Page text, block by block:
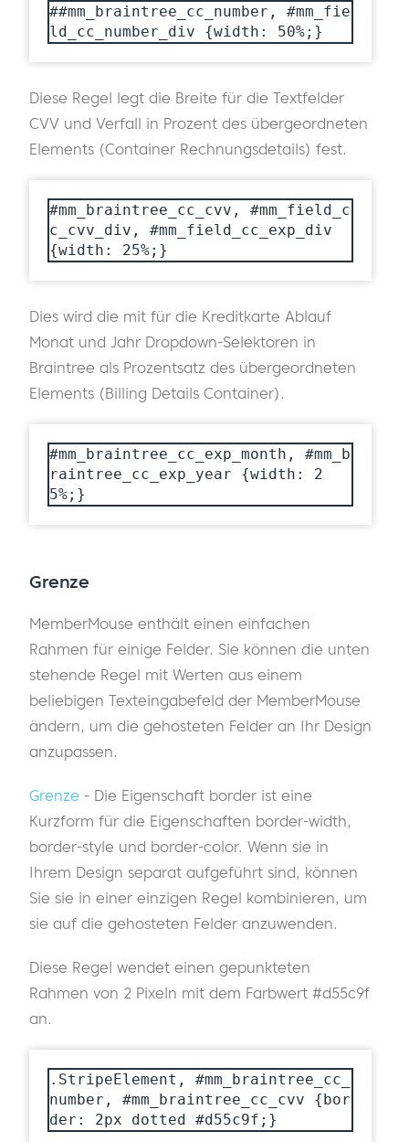
##mm_braintree_cc_number, #mm_fie
ld_cc_number_div {width: 50%;}
Diese Regel legt die Breite für die Textfelder
CVV und Verfall in Prozent des übergeordneten
Elements (Container Rechnungsdetails) fest.
#mm_braintree_cc_cvv, #mm_field_c
c_cvv_div, #mm_field_cc_exp_div
{width: 25%;}
Dies wird die mit für die Kreditkarte Ablauf
Monat und Jahr Dropdown-Selektoren in
Braintree als Prozentsatz des übergeordneten
Elements (Billing Details Container).
#mm_braintree_cc_exp_month, #mm_b
raintree_cc_exp_year {width: 2
5%;}
Grenze
MemberMouse enthält einen einfachen
Rahmen für einige Felder. Sie können die unten
stehende Regel mit Werten aus einem
beliebigen Texteingabefeld der MemberMouse
ändern, um die gehosteten Felder an Ihr Design
anzupassen.
Grenze - Die Eigenschaft border ist eine
Kurzform für die Eigenschaften border-width,
border-style und border-color. Wenn sie in
Ihrem Design separat aufgeführt sind, können
Sie sie in einer einzigen Regel kombinieren, um
sie auf die gehosteten Felder anzuwenden.
Diese Regel wendet einen gepunkteten
Rahmen von 2 Pixeln mit dem Farbwert #d55c9f
an.
.StripeElement, #mm_braintree_cc_
number, #mm_braintree_cc_cvv {bor
der: 2px dotted #d55c9f;}